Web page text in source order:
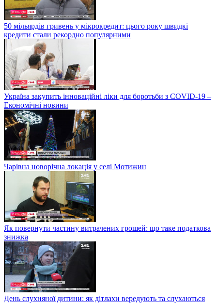
50 мільярдів гривень у мікрокредит: цього року швидкі
кредити стали рекордно популярними
Україна закупить інноваційні ліки для боротьби з COVID-19 –
Економічні новини
Чарівна новорічна локація у селі Мотижин
Як повернути частину витрачених грошей: що таке податкова
знижка
День слухняної дитини: як дітлахи вередують та слухаються